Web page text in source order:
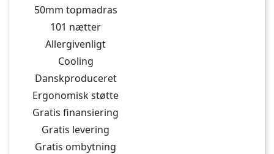
50mm topmadras
101 nætter
Allergivenligt
Cooling
Danskproduceret
Ergonomisk støtte
Gratis finansiering
Gratis levering
Gratis ombytning